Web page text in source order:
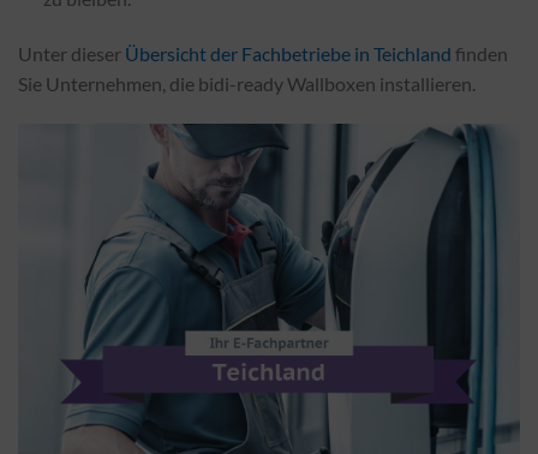
Unter dieser Übersicht der Fachbetriebe in Teichland finden
Sie Unternehmen, die bidi-ready Wallboxen installieren.